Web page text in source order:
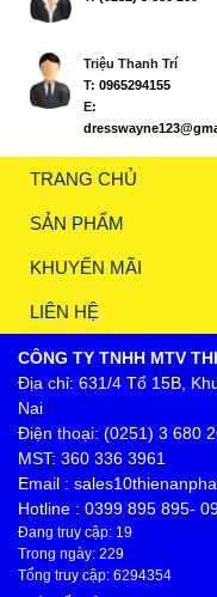
Triệu Thanh Trí
T: 0965294155
E:
TRANG CHỦ
SẢN PHẨM
KHUYẾN MÃI
LIÊN HỆ
CÔNG TY TNHH MTV
Địa chỉ: 631/4 Tổ 15B,
Nai
Điện thoại: (0251) 3 680
MST: 360 336 3961
Email :
Hotline : 0399 895 895-
Đang truy cập: 19
Trong ngày: 229
Tổng truy cập: 6294354